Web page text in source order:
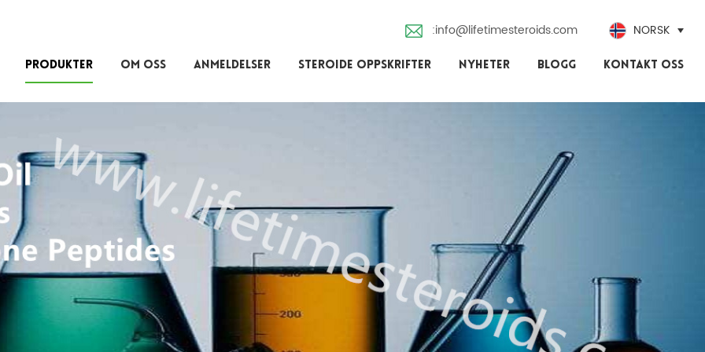
:info@lifetimesteroids.com NORSK
PRODUKTER OM OSS ANMELDELSER STEROIDE OPPSKRIFTER NYHETER BLOGG KONTAKT OSS